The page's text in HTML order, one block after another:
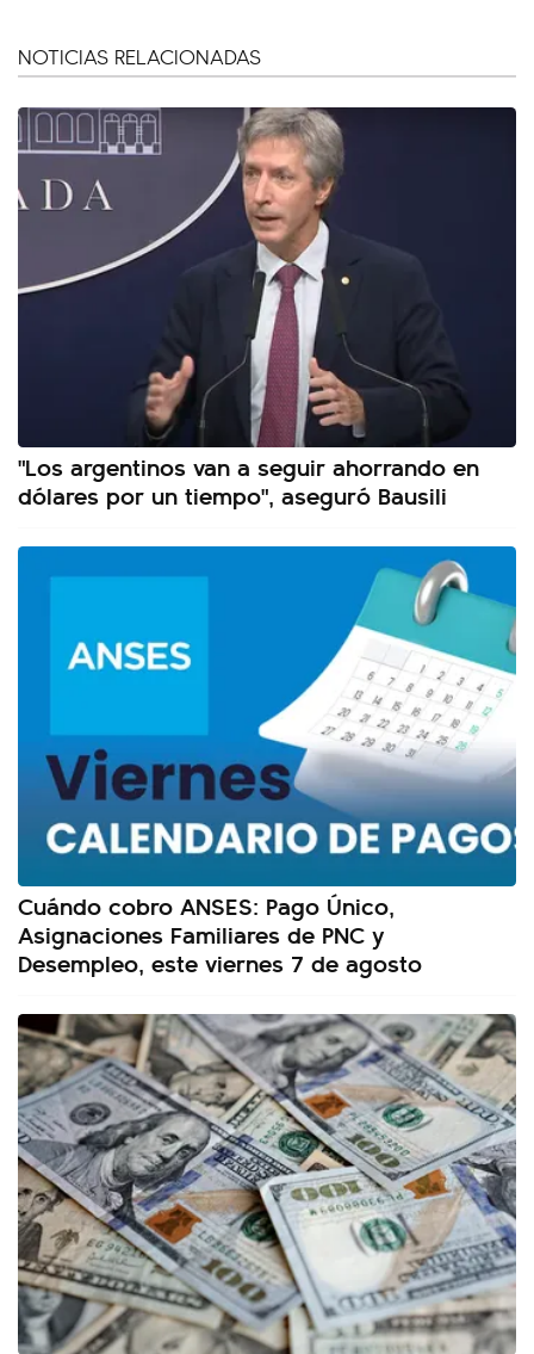
NOTICIAS RELACIONADAS
"Los argentinos van a seguir ahorrando en
dólares por un tiempo", aseguró Bausili
Cuándo cobro ANSES: Pago Único,
Asignaciones Familiares de PNC y
Desempleo, este viernes 7 de agosto